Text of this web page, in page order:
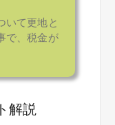
いて更地と
で、税金が
解説